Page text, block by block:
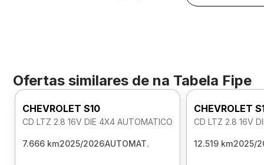
Ofertas similares de na Tabela Fipe
CHEVROLET S10
CD LTZ 2.8 16V DIE 4X4 AUTOMATICO
7.666 km2025/2026AUTOMAT.
CHEVROLET
CD LTZ 2.8 16V
12.519 km2025/